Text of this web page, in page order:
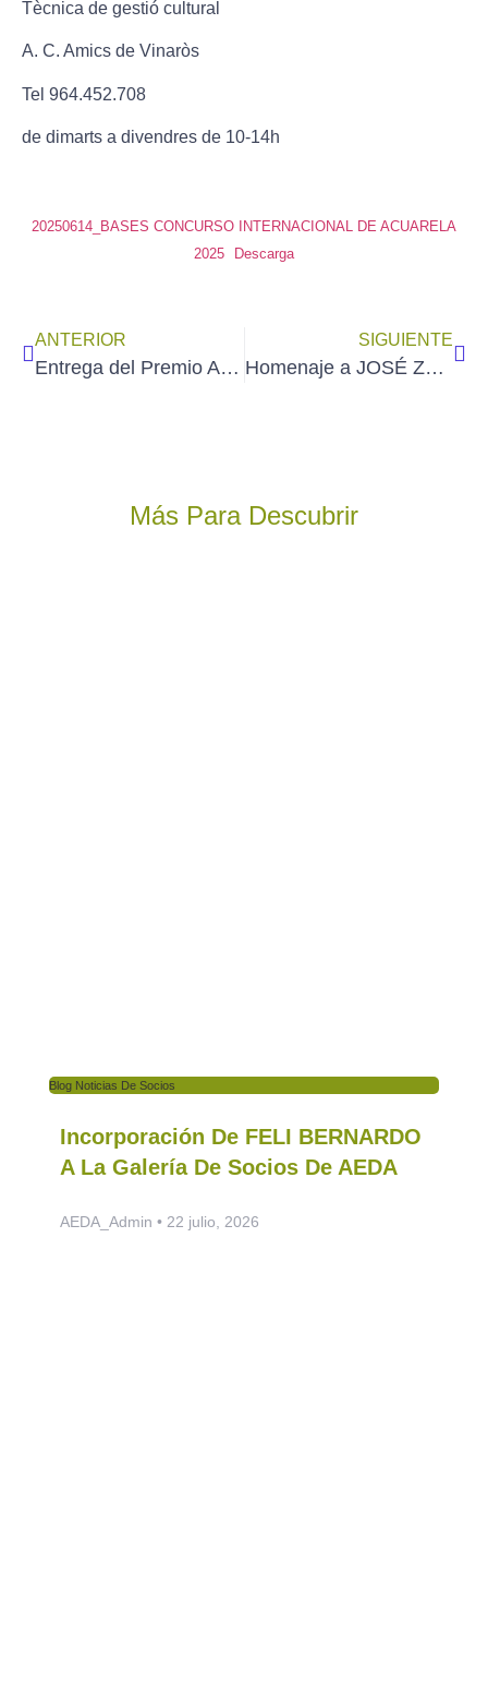
Tècnica de gestió cultural
A. C. Amics de Vinaròs
Tel 964.452.708
de dimarts a divendres de 10-14h
20250614_BASES CONCURSO INTERNACIONAL DE ACUARELA
2025
Descarga
ANTERIOR
Entrega del Premio Asehyting «Próspero de Verboom» a nuestro socio JOSÉ IGNACIO MEXÍA Y ALGAR (martes 10 de junio)
SIGUIENTE
Homenaje a JOSÉ ZORITA en el Hogar de Ávila en Madrid (jueves 19 de junio).
Más Para Descubrir
Blog Noticias De Socios
Incorporación De FELI BERNARDO
A La Galería De Socios De AEDA
AEDA_Admin 22 julio, 2026